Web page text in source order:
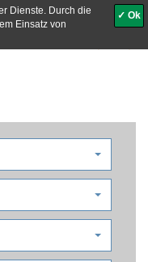
Dienste. Durch die
Einsatz von
✓ Ok